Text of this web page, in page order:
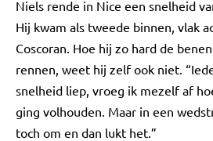
Niels rende in Nice een snelheid
Hij kwam als tweede binnen, vlak
Coscoran. Hoe hij zo hard de
rennen, weet hij zelf ook niet.
snelheid liep, vroeg ik mezelf af
ging volhouden. Maar in een
toch om en dan lukt het.”